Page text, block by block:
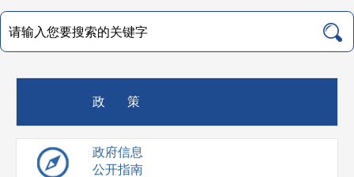
政 策
政府信息
公开指南